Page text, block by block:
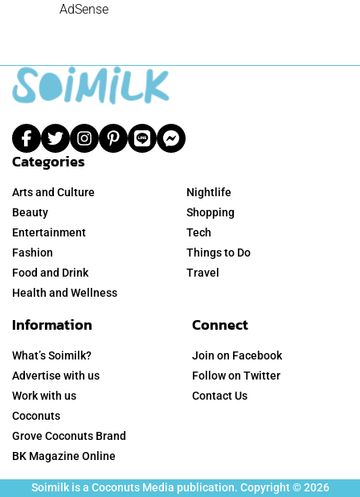
AdSense
Categories
Arts and Culture
Beauty
Entertainment
Fashion
Food and Drink
Health and Wellness
Nightlife
Shopping
Tech
Things to Do
Travel
Information
What’s Soimilk?
Advertise with us
Work with us
Coconuts
Grove Coconuts Brand
BK Magazine Online
Connect
Join on Facebook
Follow on Twitter
Contact Us
Soimilk is a Coconuts Media publication. Copyright © 2026